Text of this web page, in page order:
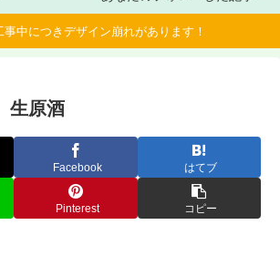
事中につきデザイン崩れがあります！
生原酒
Facebook はてブ
Pinterest コピー